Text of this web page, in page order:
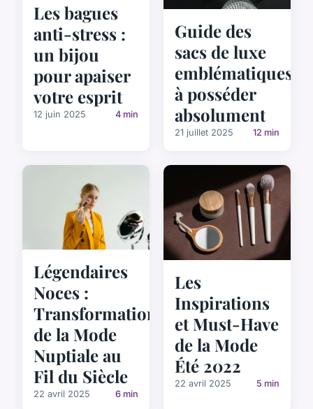
Les bagues
anti-stress :
un bijou
pour apaiser
votre esprit
12 juin 2025 4 min
Guide des
sacs de luxe
emblématiques
à posséder
absolument
21 juillet 2025 12 min
Légendaires
Noces :
Transformation
de la Mode
Nuptiale au
Fil du Siècle
22 avril 2025 6 min
Les
Inspirations
et Must-Have
de la Mode
Été 2022
22 avril 2025 5 min